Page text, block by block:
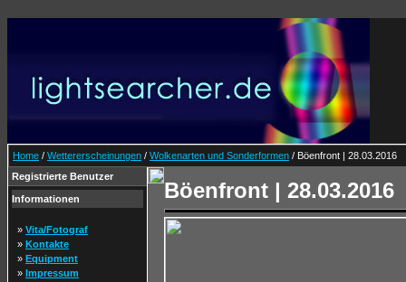
Home / Wettererscheinungen / Wolkenarten und Sonderformen / Böenfront | 28.03.2016
Registrierte Benutzer
Informationen
» Vita/Fotograf
» Kontakte
» Equipment
» Impressum
Böenfront | 28.03.2016